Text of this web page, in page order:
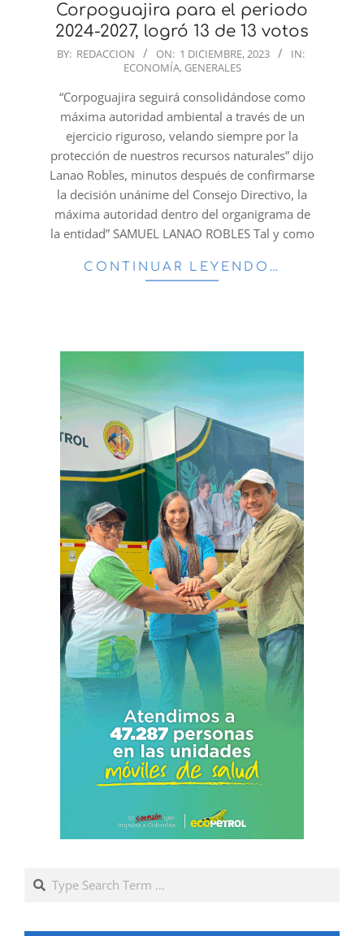
Corpoguajira para el periodo
2024-2027, logró 13 de 13 votos
2023-
01
BY: REDACCION ON: 1 DICIEMBRE, 2023
IN:
ECONOMÍA, GENERALES
“Corpoguajira seguirá consolidándose como
máxima autoridad ambiental a través de un
ejercicio riguroso, velando siempre por la
protección de nuestros recursos naturales” dijo
Lanao Robles, minutos después de confirmarse
la decisión unánime del Consejo Directivo, la
máxima autoridad dentro del organigrama de
la entidad” SAMUEL LANAO ROBLES Tal y como
CONTINUAR LEYENDO…
Search